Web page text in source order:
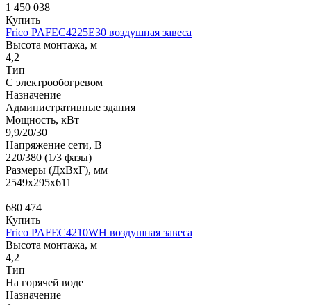
1 450 038
Купить
Frico PAFEC4225E30 воздушная завеса
Высота монтажа, м
4,2
Тип
С электрообогревом
Назначение
Административные здания
Мощность, кВт
9,9/20/30
Напряжение сети, В
220/380 (1/3 фазы)
Размеры (ДхВхГ), мм
2549x295x611
680 474
Купить
Frico PAFEC4210WH воздушная завеса
Высота монтажа, м
4,2
Тип
На горячей воде
Назначение